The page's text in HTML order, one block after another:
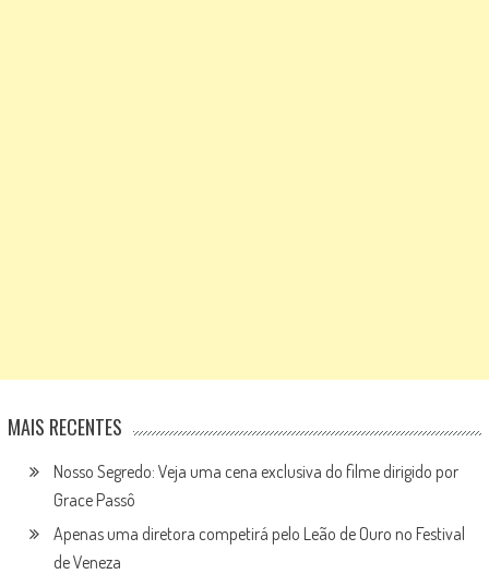
MAIS RECENTES
Nosso Segredo: Veja uma cena exclusiva do filme dirigido por
Grace Passô
Apenas uma diretora competirá pelo Leão de Ouro no Festival
de Veneza